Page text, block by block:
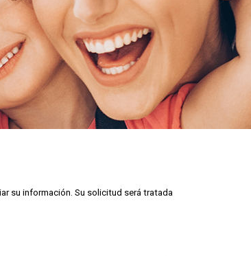
su información. Su solicitud será tratada